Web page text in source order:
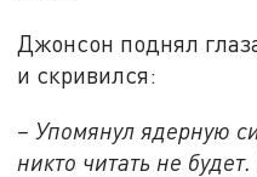
Джонсон поднял
и скривился:
– Упомянул ядерную
никто читать не